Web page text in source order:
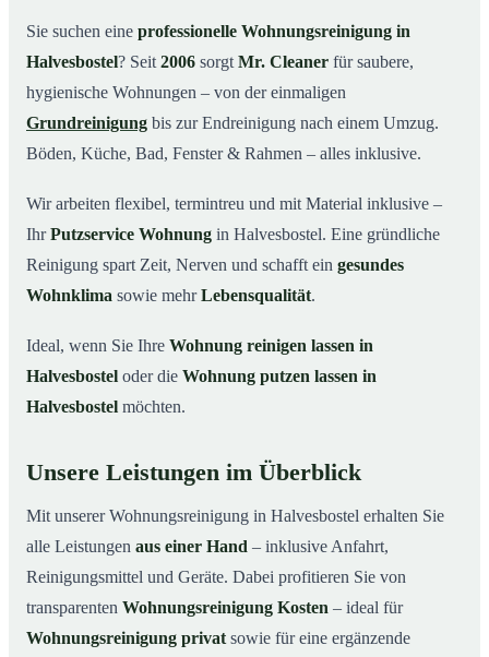
03Warum Mr. Cleaner in Halvesbostel?
04So funktioniert’s
05Typische Anlässe für eine Wohnungsreinigung
08So reinigen unsere Profis Ihre Wohnung in
Halvesbostel
Sie suchen eine professionelle Wohnungsreinigung in
Halvesbostel? Seit 2006 sorgt Mr. Cleaner für saubere,
hygienische Wohnungen – von der einmaligen
Grundreinigung bis zur Endreinigung nach einem Umzug.
Böden, Küche, Bad, Fenster & Rahmen – alles inklusive.
Wir arbeiten flexibel, termintreu und mit Material inklusive –
IhrPutzservice Wohnung in Halvesbostel. Eine gründliche
Reinigung spart Zeit, Nerven und schafft ein gesundes
Wohnklima sowie mehrLebensqualität.
Ideal, wenn Sie Ihre Wohnung reinigen lassen in
Halvesbostel oder die Wohnung putzen lassen in
Halvesbostel möchten.
Unsere Leistungen im Überblick
Mit unserer Wohnungsreinigung in Halvesbostel erhalten Sie
alle Leistungen aus einer Hand – inklusive Anfahrt,
Reinigungsmittel und Geräte. Dabei profitieren Sie von
transparenten Wohnungsreinigung Kosten – ideal für
Wohnungsreinigung privat sowie für eine ergänzende